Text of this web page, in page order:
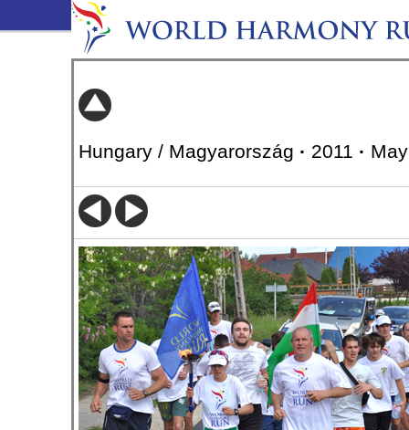
Hungary / Magyarország · 2011 ·